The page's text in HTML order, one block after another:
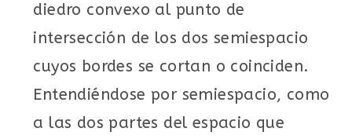
diedro convexo al punto de
intersección de los dos semiespacio
cuyos bordes se cortan o coinciden.
Entendiéndose por semiespacio, como
a las dos partes del espacio que